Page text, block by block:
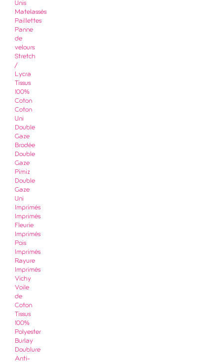
Unis
Matelassés
Paillettes
Panne
de
velours
Stretch
/
Lycra
Tissus
100%
Coton
Coton
Uni
Double
Gaze
Brodée
Double
Gaze
Pimiz
Double
Gaze
Uni
Imprimés
Imprimés
Fleurie
Imprimés
Pois
Imprimés
Rayure
Imprimés
Vichy
Voile
de
Coton
Tissus
100%
Polyester
Burlay
Doublure
Anti-